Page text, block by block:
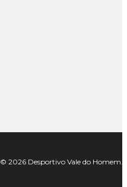
© 2026 Desportivo Vale do Homem.